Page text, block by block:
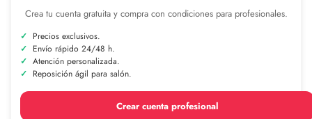
Crea tu cuenta gratuita y compra con condiciones para profesionales.
Precios exclusivos.
Envío rápido 24/48 h.
Atención personalizada.
Reposición ágil para salón.
Crear cuenta profesional